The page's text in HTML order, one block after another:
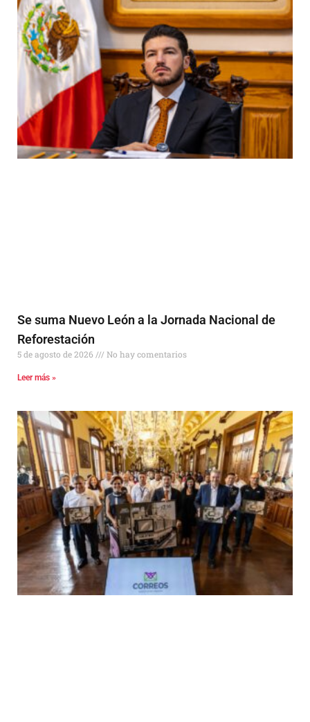
Se suma Nuevo León a la Jornada Nacional de
Reforestación
5 de agosto de 2026 No hay comentarios
Leer más »